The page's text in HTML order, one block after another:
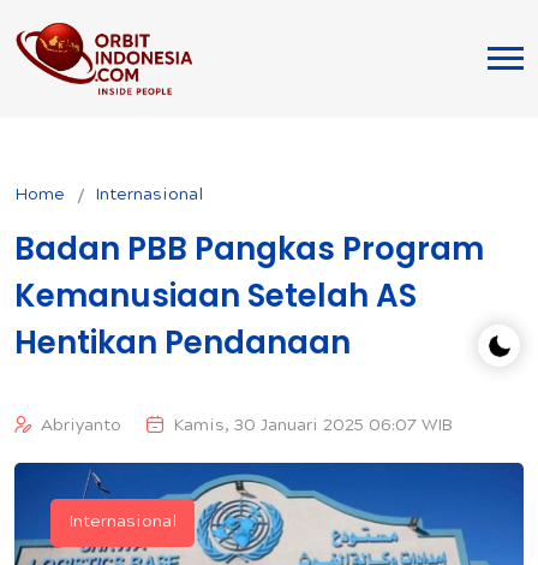
Home Internasional
Badan PBB Pangkas Program
Kemanusiaan Setelah AS
Hentikan Pendanaan
Abriyanto Kamis, 30 Januari 2025 06:07 WIB
Internasional